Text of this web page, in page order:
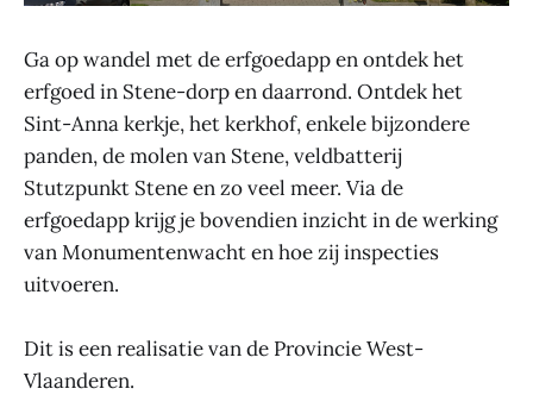
Ga op wandel met de erfgoedapp en ontdek het
erfgoed in Stene-​dorp en daarrond. Ontdek het
Sint-​Anna kerkje, het kerkhof, enkele bijzondere
panden, de molen van Stene, veldbatterij
Stutzpunkt Stene en zo veel meer. Via de
erfgoedapp krijg je bovendien inzicht in de werking
van Monumentenwacht en hoe zij inspecties
uitvoeren.
Dit is een realisatie van de Provincie West-
Vlaanderen.